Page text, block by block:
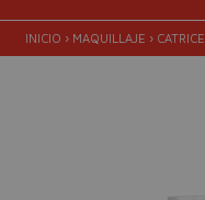
INICIO › MAQUILLAJE › CATRICE